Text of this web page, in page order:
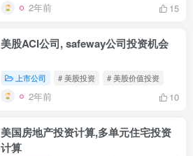
2年前 15
美股ACI公司, safeway公司投资机会
上市公司 # 美股投资 # 美股价值投资
2年前 10
美国房地产投资计算,多单元住宅投资
计算